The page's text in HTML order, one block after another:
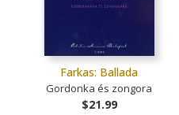
Farkas: Ballada
Gordonka és zongora
$21.99